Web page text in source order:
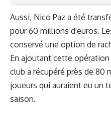
Aussi, Nico Paz a été
pour 60 millions d'euros.
conservé une option de
En ajoutant cette
club a récupéré près de 80
joueurs qui auraient eu un
saison.